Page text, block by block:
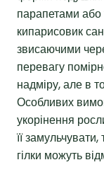
парапетами
кипарисовик
звисаючими
перевагу
надміру, але в
Особливих
укорінення
її
гілки можуть